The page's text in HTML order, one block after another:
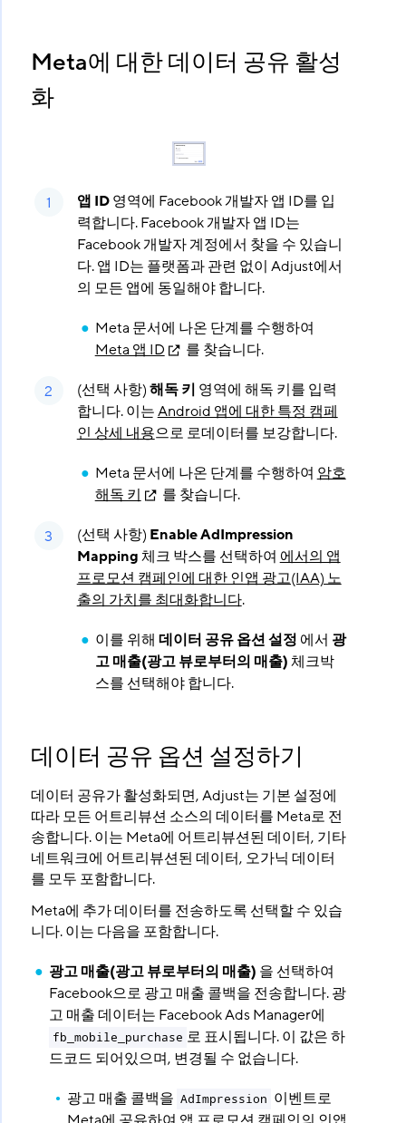
Meta에 대한 데이터 공유 활성
화
앱 ID영역에 Facebook 개발자 앱 ID를 입
력합니다. Facebook 개발자 앱 ID는
Facebook 개발자 계정에서 찾을 수 있습니
다. 앱 ID는 플랫폼과 관련 없이 Adjust에서
의 모든 앱에 동일해야 합니다.
Meta 문서에 나온 단계를 수행하여
Meta 앱 ID
를 찾습니다.
(선택 사항)해독 키 영역에 해독 키를 입력
합니다. 이는Android 앱에 대한 특정 캠페
인 상세 내용으로 로데이터를 보강합니다.
Meta 문서에 나온 단계를 수행하여암호
해독 키
를 찾습니다.
(선택 사항) Enable AdImpression
Mapping체크 박스를 선택하여에서의 앱
프로모션 캠페인에 대한 인앱 광고(IAA) 노
출의 가치를 최대화합니다.
이를 위해 데이터 공유 옵션 설정 에서 광
고 매출(광고 뷰로부터의 매출)체크박
스를 선택해야 합니다.
데이터 공유 옵션 설정하기
데이터 공유가 활성화되면, Adjust는 기본 설정에
따라 모든 어트리뷰션 소스의 데이터를 Meta로 전
송합니다. 이는 Meta에 어트리뷰션된 데이터, 기타
네트워크에 어트리뷰션된 데이터, 오가닉 데이터
를 모두 포함합니다.
Meta에 추가 데이터를 전송하도록 선택할 수 있습
니다. 이는 다음을 포함합니다.
광고 매출(광고 뷰로부터의 매출) 을 선택하여
Facebook으로 광고 매출 콜백을 전송합니다. 광
고 매출 데이터는 Facebook Ads Manager에
fb_mobile_purchase 로 표시됩니다. 이 값은 하
드코드 되어있으며, 변경될 수 없습니다.
광고 매출 콜백을 AdImpression 이벤트로